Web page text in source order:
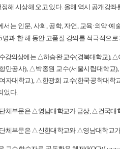
해 시상해 오고 있다. 올해 역시 공개강좌
서는 인문 사회 공학, 자연 교육·의약·예
명과 한 해 동안 고품질 강의를 적극적으
강의상에는 △하승완 교수(경북대학교), △
만공사), △ 박종원 교수(서울시립대학교),
자대학교), △ 한광희 교수(한국공학대학
었다.
체부문은 △영남대학교가 금상,△건국대
체부문은 △ 신한대학교와 △영남대학교